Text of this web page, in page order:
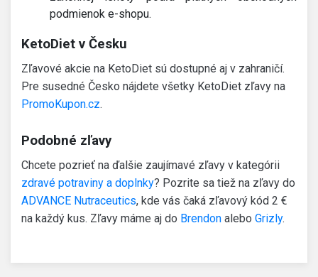
podmienok e-shopu.
KetoDiet v Česku
Zľavové akcie na KetoDiet sú dostupné aj v zahraničí.
Pre susedné Česko nájdete všetky KetoDiet zľavy na
PromoKupon.cz.
Podobné zľavy
Chcete pozrieť na ďalšie zaujímavé zľavy v kategórii
zdravé potraviny a doplnky? Pozrite sa tiež na zľavy do
ADVANCE Nutraceutics, kde vás čaká zľavový kód 2 €
na každý kus. Zľavy máme aj do Brendon alebo Grizly.